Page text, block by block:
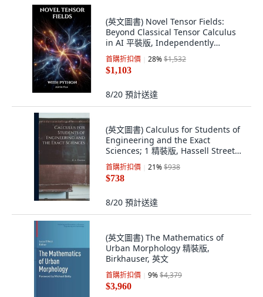
(英文圖書) Novel Tensor Fields:
Beyond Classical Tensor Calculus
in AI 平裝版, Independently
Published, 英文
首購折扣價 28%$1,532
$1,103
8/20 預計送達
(英文圖書) Calculus for Students of
Engineering and the Exact
Sciences; 1 精裝版, Hassell Street
Press, 英文
首購折扣價 21%$938
$738
8/20 預計送達
(英文圖書) The Mathematics of
Urban Morphology 精裝版,
Birkhauser, 英文
首購折扣價 9%$4,379
$3,960